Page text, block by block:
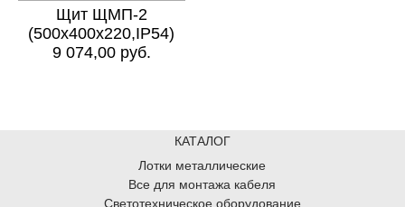
Щит ЩМП-2
(500х400х220,IP54)
9 074,00 руб.
КАТАЛОГ
Лотки металлические
Все для монтажа кабеля
Светотехническое оборудование